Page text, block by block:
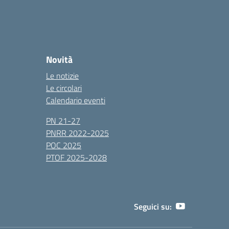
Novità
Le notizie
Le circolari
Calendario eventi
PN 21-27
PNRR 2022-2025
POC 2025
PTOF 2025-2028
Seguici su: